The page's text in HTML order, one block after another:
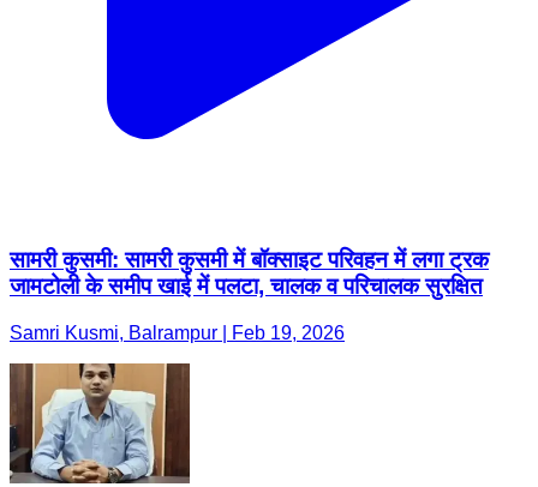
सामरी कुसमी: सामरी कुसमी में बॉक्साइट परिवहन में लगा ट्रक
जामटोली के समीप खाई में पलटा, चालक व परिचालक सुरक्षित
Samri Kusmi, Balrampur | Feb 19, 2026